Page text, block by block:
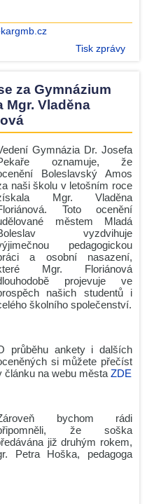
Tisk zprávy
za Gymnázium
Mgr. Vladěna
Gymnázia Dr. Josefa
oznamuje, že
Boleslavský Amos
naši školu v letošním roce
Mgr. Vladěna
Toto ocenění
městem Mladá
vyzdvihuje
pedagogickou
a osobní nasazení,
Mgr. Floriánová
projevuje ve
našich studentů i
školního společenství.
průběhu ankety i dalších
si můžete přečíst
článku na webu městaZDE
bychom rádi
že soška
již druhým rokem,
Petra Hoška, pedagoga